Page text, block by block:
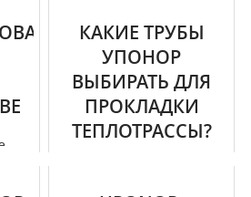
КАКИЕ ТРУБЫ
УПОНОР
ВЫБИРАТЬ ДЛЯ
ПРОКЛАДКИ
ТЕПЛОТРАССЫ?